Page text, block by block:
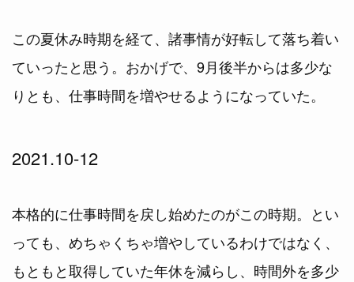
この夏休み時期を経て、諸事情が好転して落ち着い
ていったと思う。おかげで、9月後半からは多少な
りとも、仕事時間を増やせるようになっていた。
2021.10-12
本格的に仕事時間を戻し始めたのがこの時期。とい
っても、めちゃくちゃ増やしているわけではなく、
もともと取得していた年休を減らし、時間外を多少